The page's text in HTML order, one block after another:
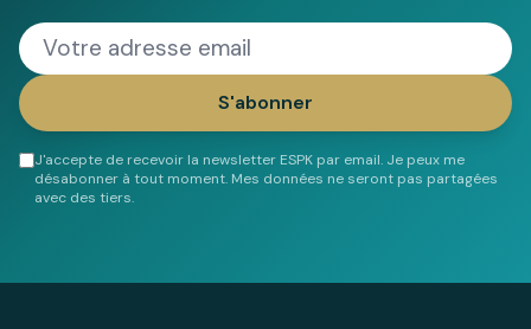
S'abonner
J'accepte de recevoir la newsletter ESPK par email. Je peux me
désabonner à tout moment. Mes données ne seront pas partagées
avec des tiers.